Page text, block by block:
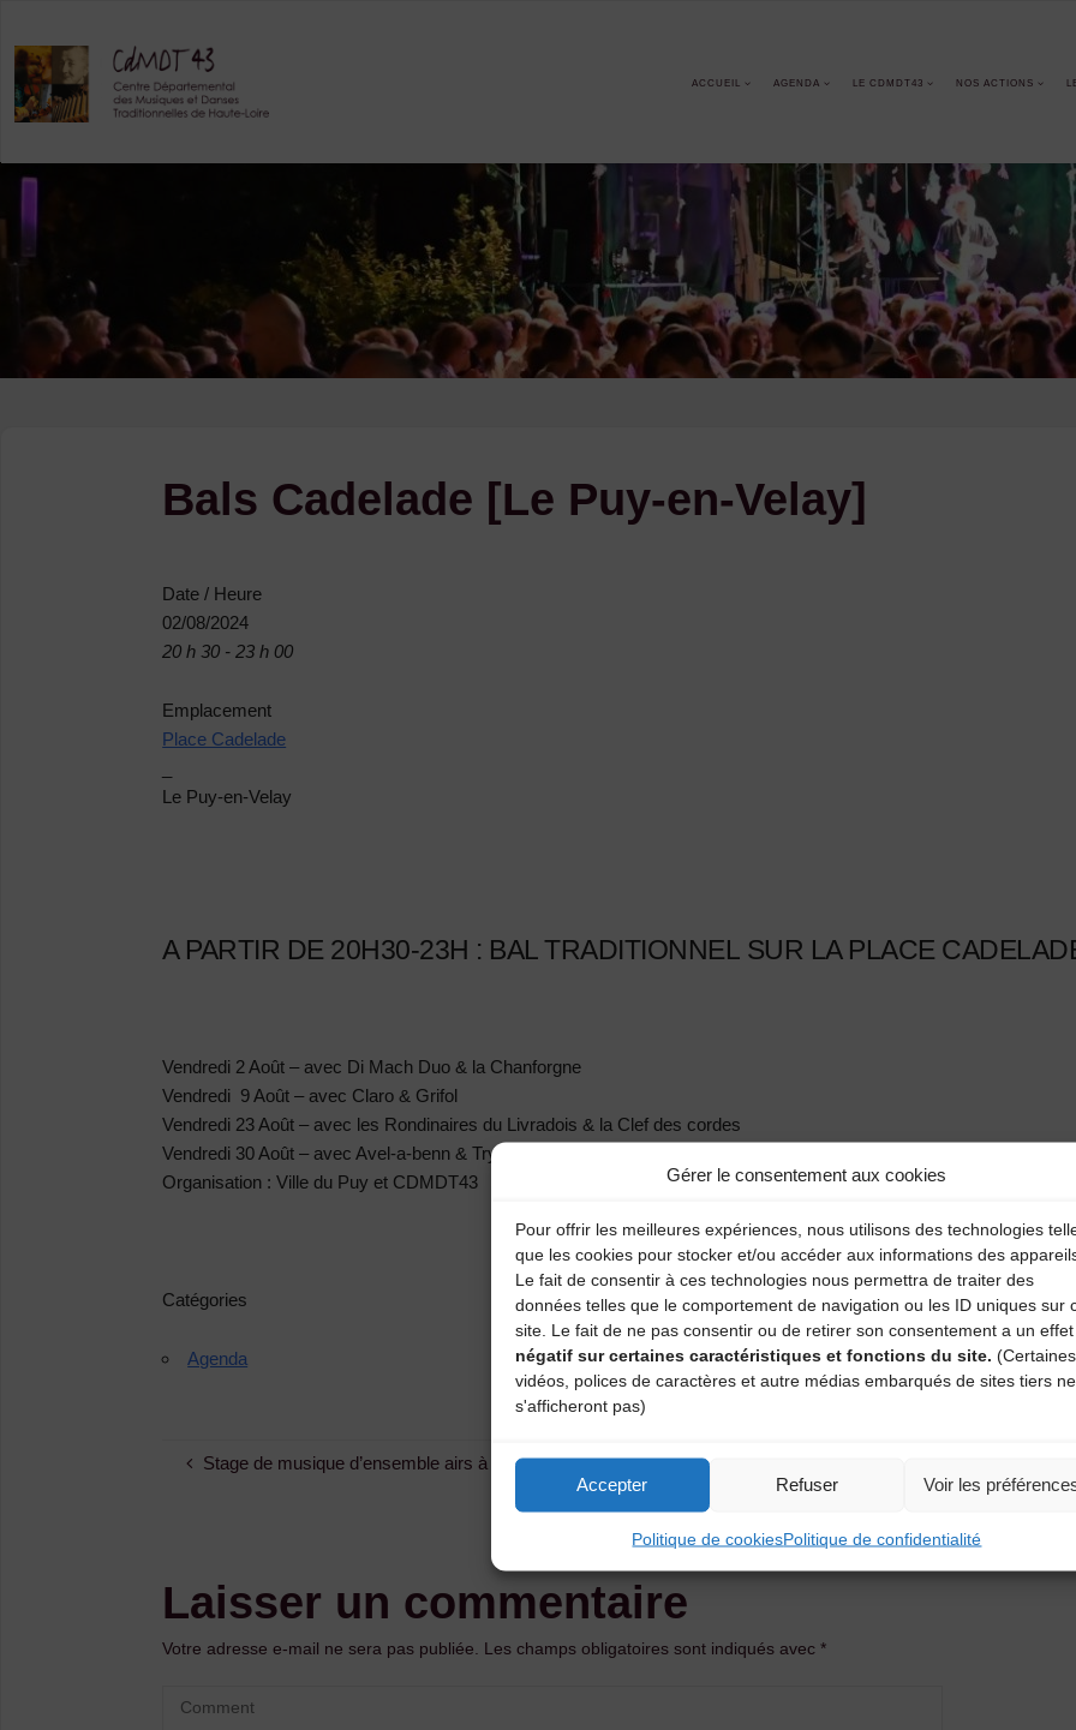
Gérer le consentement aux cookies
Pour offrir les meilleures expériences, nous utilisons des technologies
que les cookies pour stocker et/ou accéder aux informations des
Le fait de consentir à ces technologies nous permettra de traiter des
données telles que le comportement de navigation ou les ID uniques sur
site. Le fait de ne pas consentir ou de retirer son consentement a un effet
négatif sur certaines caractéristiques et fonctions du site. (Certaines
vidéos, polices de caractères et autre médias embarqués de sites tiers ne
s'afficheront pas)
Accepter Refuser Voir les
Politique de cookiesPolitique de confidentialité
content
ACCUEIL AGENDA LE CDMDT43 NOS ACTIONS
Bals Cadelade [Le Puy-en-Velay]
Date / Heure
02/08/2024
20 h 30 - 23 h 00
Emplacement
Place Cadelade
Le Puy-en-Velay
A PARTIR DE 20H30-23H : BAL TRADITIONNEL SUR LA PLACE
Vendredi 2 Août – avec Di Mach Duo & la Chanforgne
Vendredi 9 Août – avec Claro & Grifol
Vendredi 23 Août – avec les Rondinaires du Livradois & la Clef des cordes
Vendredi 30 Août – avec Avel-a-benn & Try Folles
Organisation : Ville du Puy et CDMDT43
En cas d’intempéries, repli au Centre Roger Fourneyron.
Catégories
Agenda
Stage de musique d’ensemble airs à danser de l’époque Baroque [Lavaudieu]
Laisser un commentaire
Votre adresse e-mail ne sera pas publiée. Les champs obligatoires sont indiqués avec*